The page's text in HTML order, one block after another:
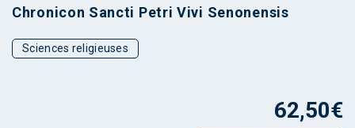
Chronicon Sancti Petri Vivi Senonensis
Sciences religieuses
62,50€